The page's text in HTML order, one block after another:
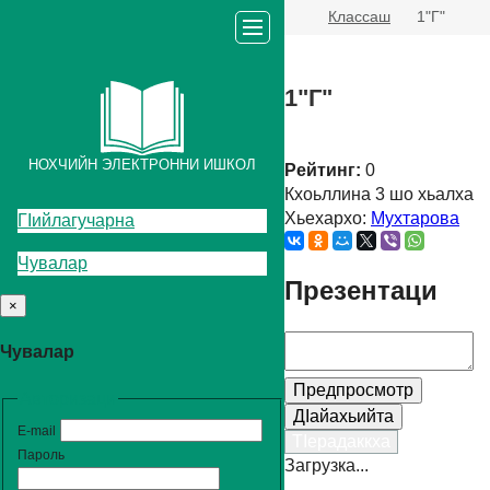
Классаш 1"Г"
НОХЧИЙН ЭЛЕКТРОННИ ИШКОЛ
ГIийлагучарна
Чувалар
×
Чувалар
E-mail
Пароль
1"Г"
Рейтинг: 0
Кхоьллина 3 шо хьалха
Хьехархо: Мухтарова
Презентаци
Предпросмотр
ДIайахьийта
Загрузка...